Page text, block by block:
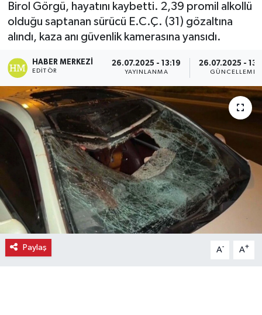
Birol Görgü, hayatını kaybetti. 2,39 promil alkollü
olduğu saptanan sürücü E.C.Ç. (31) gözaltına
alındı, kaza anı güvenlik kamerasına yansıdı.
HABER MERKEZI
EDITÖR
26.07.2025 - 13:19
YAYINLANMA
26.07.2025 -
GÜNCELLEME
Paylaş A- A+